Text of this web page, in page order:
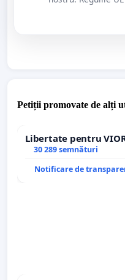
Petiții promovate de alți
Libertate pentru
30 289 semnături
Notificare de